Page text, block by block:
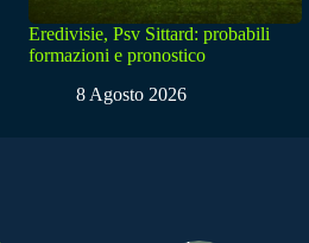
Eredivisie, Psv Sittard: probabili
formazioni e pronostico
8 Agosto 2026